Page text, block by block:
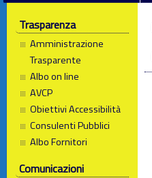
Trasparenza
Amministrazione
Trasparente
Albo on line
AVCP
Obiettivi Accessibilità
Consulenti Pubblici
Albo Fornitori
Comunicazioni